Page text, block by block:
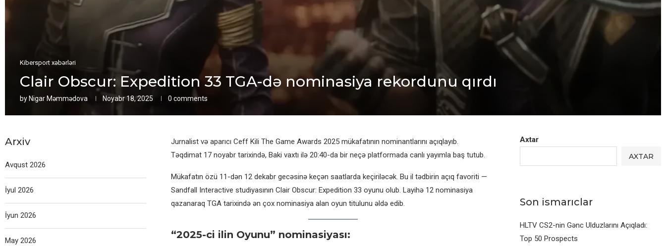
Kibersport xəbərləri
Clair Obscur: Expedition 33 TGA-də nominasiya rekordunu qırdı
by Nigar Məmmədova Noyabr 18, 2025 0 comments
Jurnalist və aparıcı Ceff Kili The Game Awards 2025 mükafatının nominantlarını açıqlayıb.
Təqdimat 17 noyabr tarixində, Baki vaxtı ilə 20:40-da bir neçə platformada canlı yayımla baş tutub.
Mükafatın özü 11-dən 12 dekabr gecəsinə keçən saatlarda keçiriləcək. Bu il tədbirin açıq favoriti —
Sandfall Interactive studiyasının Clair Obscur: Expedition 33 oyunu olub. Layihə 12 nominasiya
qazanaraq TGA tarixində ən çox nominasiya alan oyun titulunu əldə edib.
“2025-ci ilin Oyunu” nominasiyası:
Axtar
AXTAR
Son ismarıclar
HLTV CS2-nin Gənc Ulduzlarını Açıqladı:
Top 50 Prospects
Arxiv
Avqust 2026
İyul 2026
İyun 2026
May 2026